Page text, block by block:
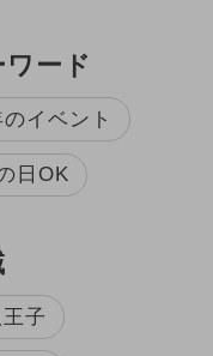
ード
イベント
日OK
王子